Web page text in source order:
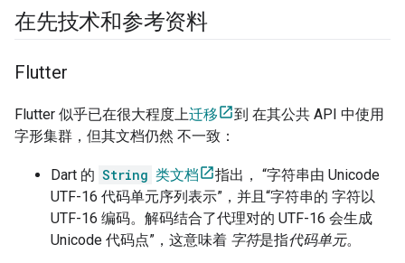
在先技术和参考资料
Flutter
Flutter 似乎已在很大程度上迁移
到 在其公共 API 中使用
字形集群，但其文档仍然 不一致：
Dart 的 String 类文档
指出， “字符串由 Unicode
UTF-16 代码单元序列表示”，并且“字符串的 字符以
UTF-16 编码。解码结合了代理对的 UTF-16 会生成
Unicode 代码点”，这意味着 字符是指代码单元。